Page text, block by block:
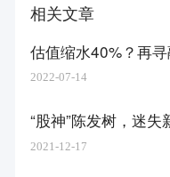
相关文章
估值缩水40%？再
2022-07-14
“股神”陈发树，迷失
2021-12-17